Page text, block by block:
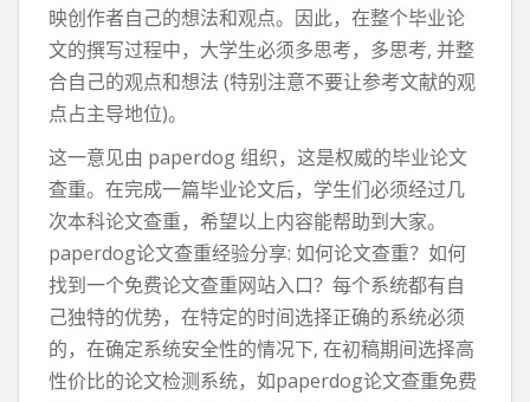
映创作者自己的想法和观点。因此，在整个毕业论
文的撰写过程中，大学生必须多思考，多思考, 并整
合自己的观点和想法 (特别注意不要让参考文献的观
点占主导地位)。
这一意见由 paperdog 组织，这是权威的毕业论文
查重。在完成一篇毕业论文后，学生们必须经过几
次本科论文查重，希望以上内容能帮助到大家。
paperdog论文查重经验分享: 如何论文查重？如何
找到一个免费论文查重网站入口？每个系统都有自
己独特的优势，在特定的时间选择正确的系统必须
的，在确定系统安全性的情况下, 在初稿期间选择高
性价比的论文检测系统，如paperdog论文查重免费